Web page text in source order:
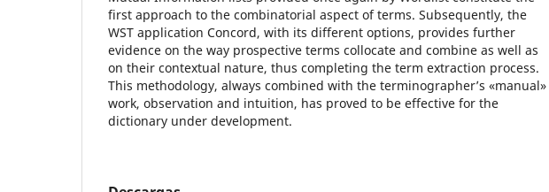
first approach to the combinatorial aspect of terms. Subsequently, the
WST application Concord, with its different options, provides further
evidence on the way prospective terms collocate and combine as well as
on their contextual nature, thus completing the term extraction process.
This methodology, always combined with the terminographer’s «manual»
work, observation and intuition, has proved to be effective for the
dictionary under development.